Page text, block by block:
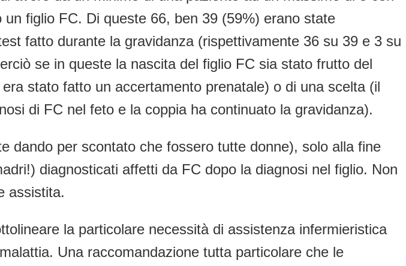
figlio FC. Di queste 66, ben 39 (59%) erano state
fatto durante la gravidanza (rispettivamente 36 su 39 e 3 su
se in queste la nascita del figlio FC sia stato frutto del
stato fatto un accertamento prenatale) o di una scelta (il
di FC nel feto e la coppia ha continuato la gravidanza).
dando per scontato che fossero tutte donne), solo alla fine
diagnosticati affetti da FC dopo la diagnosi nel figlio. Non
assistita.
la particolare necessità di assistenza infermieristica
Una raccomandazione tutta particolare che le